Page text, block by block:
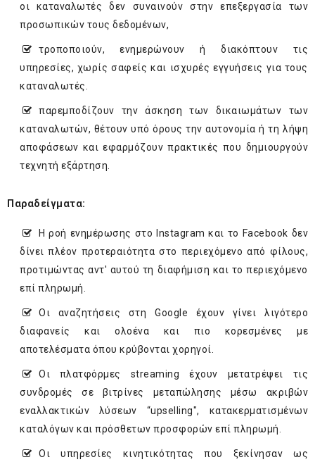
οι καταναλωτές δεν συναινούν στην επεξεργασία των
προσωπικών τους δεδομένων,
τροποποιούν, ενημερώνουν ή διακόπτουν τις
υπηρεσίες, χωρίς σαφείς και ισχυρές εγγυήσεις για τους
καταναλωτές.
παρεμποδίζουν την άσκηση των δικαιωμάτων των
καταναλωτών, θέτουν υπό όρους την αυτονομία ή τη λήψη
αποφάσεων και εφαρμόζουν πρακτικές που δημιουργούν
τεχνητή εξάρτηση.
Παραδείγματα:
Η ροή ενημέρωσης στο Instagram και το Facebook δεν
δίνει πλέον προτεραιότητα στο περιεχόμενο από φίλους,
προτιμώντας αντ' αυτού τη διαφήμιση και το περιεχόμενο
επί πληρωμή.
Οι αναζητήσεις στη Google έχουν γίνει λιγότερο
διαφανείς και ολοένα και πιο κορεσμένες με
αποτελέσματα όπου κρύβονται χορηγοί.
Οι πλατφόρμες streaming έχουν μετατρέψει τις
συνδρομές σε βιτρίνες μεταπώλησης μέσω ακριβών
εναλλακτικών λύσεων “upselling", κατακερματισμένων
καταλόγων και πρόσθετων προσφορών επί πληρωμή.
Οι υπηρεσίες κινητικότητας που ξεκίνησαν ως